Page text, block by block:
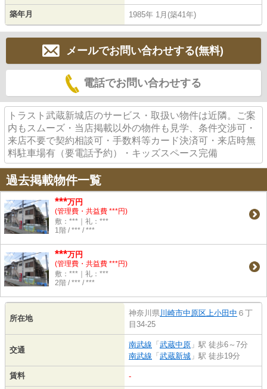
築年月 1985年 1月(築41年)
メールでお問い合わせする(無料)
電話でお問い合わせする
トラスト武蔵新城店のサービス・取扱い物件は近隣。ご案
内もスムーズ・当店掲載以外の物件も見学、条件交渉可・
来店不要で契約相談可・手数料等カード決済可・来店時無
料駐車場有（要電話予約）・キッズスペース完備
過去掲載物件一覧
***万円
(管理費・共益費 ***円)
敷：***｜礼：***
1階 / *** / ***
***万円
(管理費・共益費 ***円)
敷：***｜礼：***
2階 / *** / ***
所在地
神奈川県川崎市中原区上小田中 ６丁
目34-25
交通
南武線 「 武蔵中原 」駅 徒歩6～7分
南武線 「 武蔵新城 」駅 徒歩19分
賃料 -